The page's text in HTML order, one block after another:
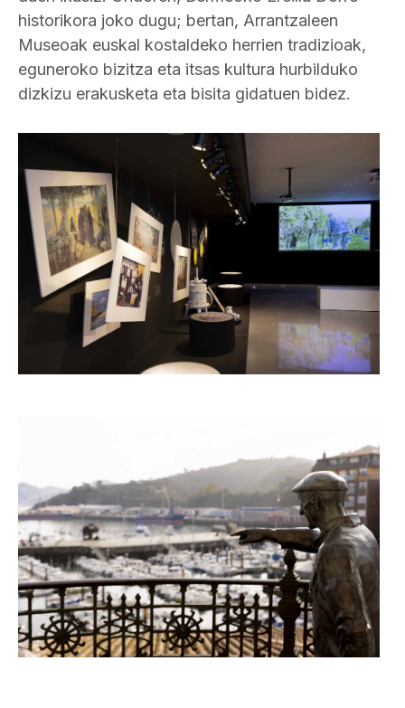
historikora joko dugu; bertan, Arrantzaleen
Museoak euskal kostaldeko herrien tradizioak,
eguneroko bizitza eta itsas kultura hurbilduko
dizkizu erakusketa eta bisita gidatuen bidez.